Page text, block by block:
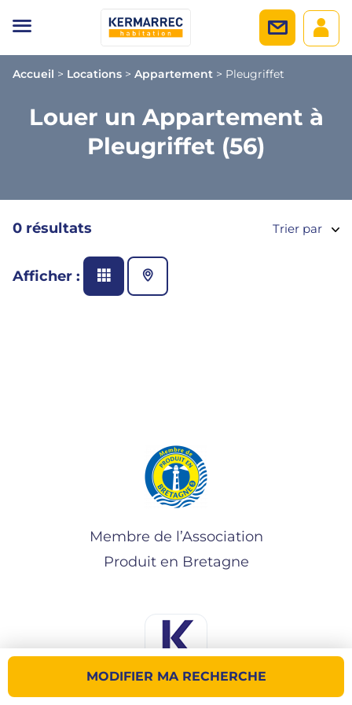
Accueil > Locations > Appartement > Pleugriffet
Louer un Appartement à
Pleugriffet (56)
MODIFIER MA RECHERCHE
0 résultats Trier par
Afficher :
Membre de l’Association
Produit en Bretagne